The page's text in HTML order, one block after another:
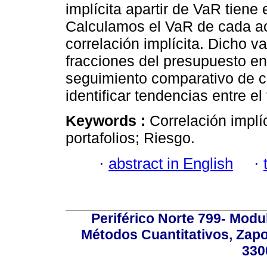
implícita apartir de VaR tiene
Calculamos el VaR de cada
correlación implícita. Dicho
fracciones del presupuesto
seguimiento comparativo de
identificar tendencias entre
Keywords : Correlación
portafolios; Riesgo.
· abstract in English ·
Periférico Norte 799-
Métodos Cuantitativos,